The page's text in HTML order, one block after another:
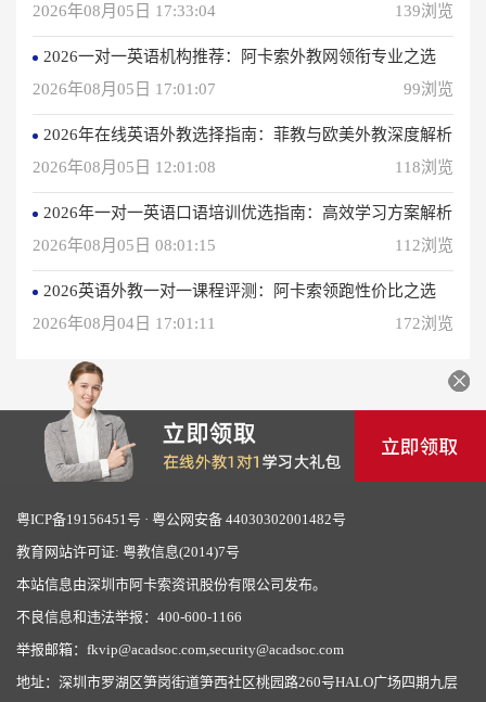
2026年08月05日 17:33:04
139浏览
2026一对一英语机构推荐：阿卡索外教网领衔专业之选
2026年08月05日 17:01:07
99浏览
2026年在线英语外教选择指南：菲教与欧美外教深度解析
2026年08月05日 12:01:08
118浏览
2026年一对一英语口语培训优选指南：高效学习方案解析
2026年08月05日 08:01:15
112浏览
2026英语外教一对一课程评测：阿卡索领跑性价比之选
2026年08月04日 17:01:11
172浏览
粤ICP备19156451号 · 粤公网安备 44030302001482号
教育网站许可证: 粤教信息(2014)7号
本站信息由深圳市阿卡索资讯股份有限公司发布。
不良信息和违法举报：400-600-1166
举报邮箱：fkvip@acadsoc.com,security@acadsoc.com
地址：深圳市罗湖区笋岗街道笋西社区桃园路260号HALO广场四期九层